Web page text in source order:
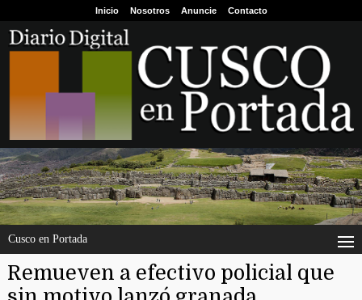
Inicio Nosotros Anuncie Contacto
Cusco en Portada
Remueven a efectivo policial que